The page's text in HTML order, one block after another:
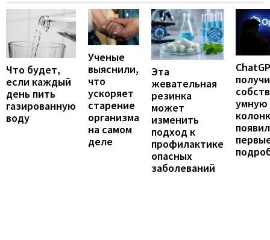
Что будет,
если каждый
день пить
газированную
воду
Ученые
выяснили,
что
ускоряет
старение
организма
на самом
деле
Эта
жевательная
резинка
может
изменить
подход к
профилактике
опасных
заболеваний
умную